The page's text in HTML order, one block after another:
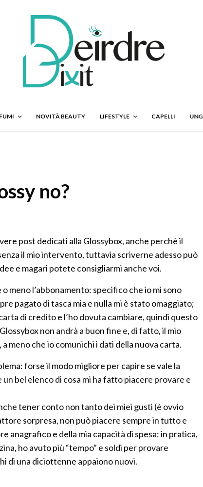
NOVITÀ BEAUTY LIFESTYLE CAPELLI
no?
post dedicati alla Glossybox, anche perchè il
il mio intervento, tuttavia scriverne adesso può
e magari potete consigliarmi anche voi.
meno l’abbonamento: specifico che io mi sono
pagato di tasca mia e nulla mi è stato omaggiato;
di credito e l’ho dovuta cambiare, quindi questo
non andrà a buon fine e, di fatto, il mio
meno che io comunichi i dati della nuova carta.
forse il modo migliore per capire se vale la
bel elenco di cosa mi ha fatto piacere provare e
tener conto non tanto dei miei gusti (è ovvio
sorpresa, non può piacere sempre in tutto e
anagrafico e della mia capacità di spesa: in pratica,
ho avuto più “tempo” e soldi per provare
di una diciottenne appaiono nuovi.